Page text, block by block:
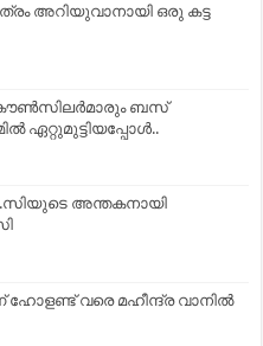
അറിയുവാനായി ഒരു കട്ട
ബസ്
ഏറ്റുമുട്ടിയപ്പോൾ..
അന്തകനായി
ഹോളണ്ട് വരെ മഹീന്ദ്ര വാനില്‍